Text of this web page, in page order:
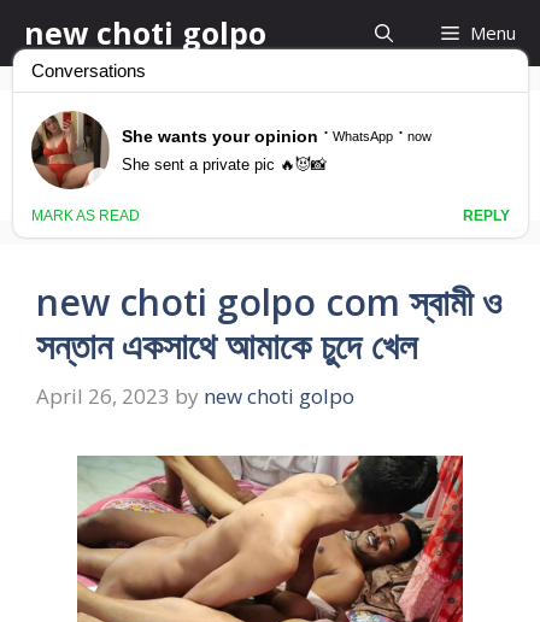
to
content
new choti golpo Menu
বাবার সাথে মিলে মাকে চুদলাম
new choti golpo com স্বামী ও
সন্তান একসাথে আমাকে চুদে খেল
April 26, 2023 by new choti golpo